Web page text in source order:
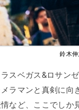
鈴木伸
スベガス&ロサン
ラマンと真剣に
など、ここでし